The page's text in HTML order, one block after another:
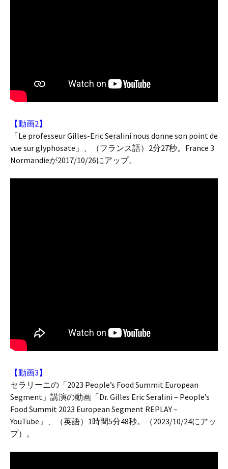
【動画2】
「Le professeur Gilles-Eric Seralini nous donne son point de
vue sur glyphosate」、（フランス語）2分27秒。France 3
Normandieが2017/10/26にアップ。
【動画3】
セラリーニの「2023 People’s Food Summit European
Segment」講演の動画「Dr. Gilles Eric Seralini – People’s
Food Summit 2023 European Segment REPLAY –
YouTube」、（英語）1時間5分48秒。（2023/10/24にアッ
プ）。